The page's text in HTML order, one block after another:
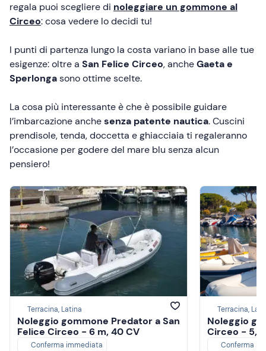
regala puoi scegliere di noleggiare un gommone al
Circeo: cosa vedere lo decidi tu!
I punti di partenza lungo la costa variano in base alle tue
esigenze: oltre a San Felice Circeo, ancheGaeta e
Sperlongasono ottime scelte.
La cosa più interessante è che è possibile guidare
l’imbarcazione anchesenza patente nautica. Cuscini
prendisole, tenda, doccetta e ghiacciaia ti regaleranno
l’occasione per godere del mare blu senza alcun
pensiero!
Terracina, Latina
Noleggio gommone Predator a San
Felice Circeo - 6 m, 40 CV
Conferma immediata
Terracina,
Noleggio
Circeo -
Conferma